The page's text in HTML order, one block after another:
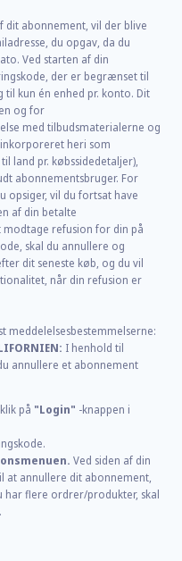
dit abonnement, vil der blive
du opgav, da du
Ved starten af din
der er begrænset til
kun én enhed pr. konto. Dit
og for
med tilbudsmaterialerne og
heri som
land pr. købssidedetaljer),
abonnementsbruger. For
opsiger, vil du fortsat have
af din betalte
modtage refusion for din på
skal du annullere og
dit seneste køb, og du vil
når din refusion er
meddelelsesbestemmelserne:
I henhold til
annullere et abonnement
på "Login" -knappen i
Ved siden af din
at annullere dit abonnement,
har flere ordrer/produkter, skal